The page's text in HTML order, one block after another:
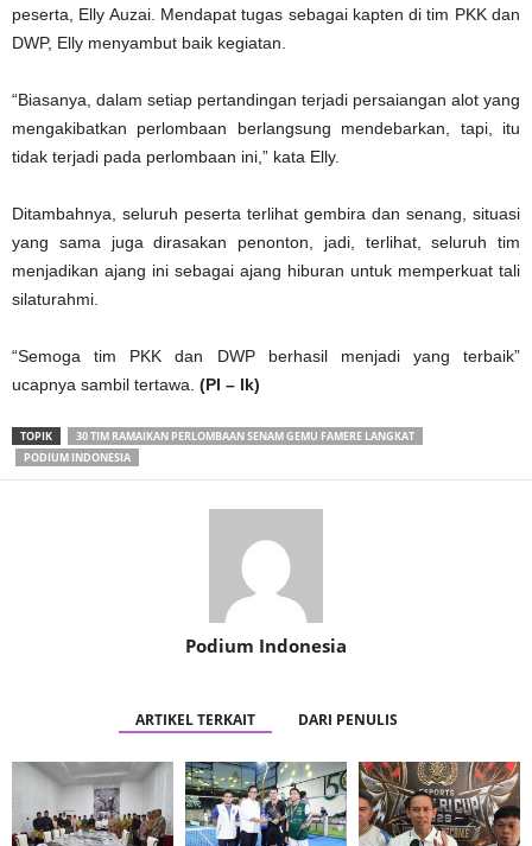
peserta, Elly Auzai. Mendapat tugas sebagai kapten di tim PKK dan
DWP, Elly menyambut baik kegiatan.
“Biasanya, dalam setiap pertandingan terjadi persaiangan alot yang
mengakibatkan perlombaan berlangsung mendebarkan, tapi, itu
tidak terjadi pada perlombaan ini,” kata Elly.
Ditambahnya, seluruh peserta terlihat gembira dan senang, situasi
yang sama juga dirasakan penonton, jadi, terlihat, seluruh tim
menjadikan ajang ini sebagai ajang hiburan untuk memperkuat tali
silaturahmi.
“Semoga tim PKK dan DWP berhasil menjadi yang terbaik”
ucapnya sambil tertawa. (PI – lk)
TOPIK
30 TIM RAMAIKAN PERLOMBAAN SENAM GEMU FAMERE LANGKAT
PODIUM INDONESIA
Podium Indonesia
ARTIKEL TERKAIT DARI PENULIS